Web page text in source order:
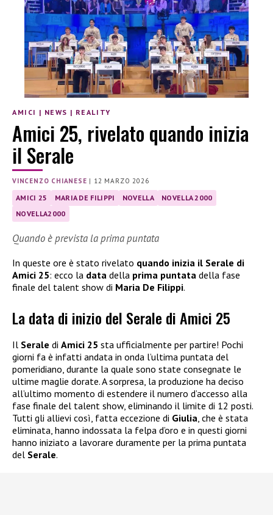
AMICI | NEWS | REALITY
Amici 25, rivelato quando inizia
il Serale
VINCENZO CHIANESE | 12 MARZO 2026
AMICI 25 MARIA DE FILIPPI NOVELLA
NOVELLA 2000
NOVELLA2000
Quando è prevista la prima puntata
In queste ore è stato rivelato quando inizia il Serale di
Amici 25: ecco la data della prima puntata della fase
finale del talent show di Maria De Filippi.
La data di inizio del Serale di Amici 25
Il Serale di Amici 25 sta ufficialmente per partire! Pochi
giorni fa è infatti andata in onda l’ultima puntata del
pomeridiano, durante la quale sono state consegnate le
ultime maglie dorate. A sorpresa, la produzione ha deciso
all’ultimo momento di estendere il numero d’accesso alla
fase finale del talent show, eliminando il limite di 12 posti.
Tutti gli allievi così, fatta eccezione di Giulia, che è stata
eliminata, hanno indossata la felpa d’oro e in questi giorni
hanno iniziato a lavorare duramente per la prima puntata
del Serale.